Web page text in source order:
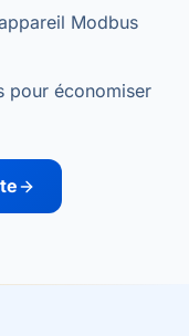
Modbus
pour économiser